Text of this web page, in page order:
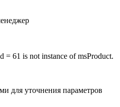
= 61 is not instance of msProduct.
для уточнения параметров